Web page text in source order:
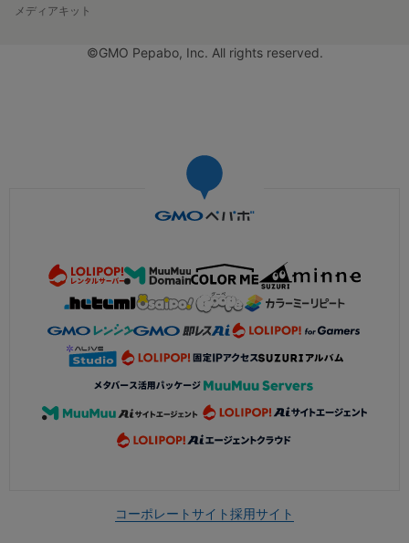
メディアキット
©GMO Pepabo, Inc. All rights reserved.
コーポレートサイト採用サイト